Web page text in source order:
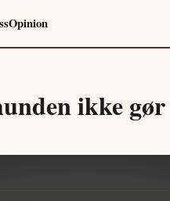
Opinion
ikke gør